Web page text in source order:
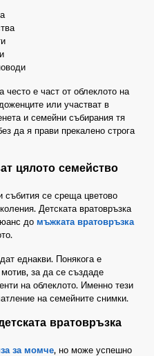
често е част от облеклото на
или участват в
и семейни събирания тя
да я прави прекалено строга
цялото семейство
събития се среща цветово
Детската вратовръзка
до мъжката вратовръзка
еднакви. Понякога е
за да се създаде
на облеклото. Именно тези
на семейните снимки.
вратовръзка
за момче, но може успешно